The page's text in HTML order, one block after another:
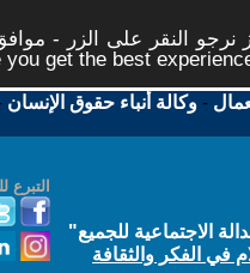
النقر على الزر -
get the best
-وكالة أنباء حقوق الإنسان
التبرع
الاجتماعية للجميع"
في الفكر والثقافة